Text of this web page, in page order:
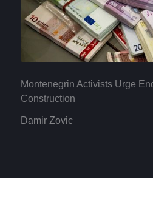
Montenegrin Activists Urge
Construction
Damir Zovic